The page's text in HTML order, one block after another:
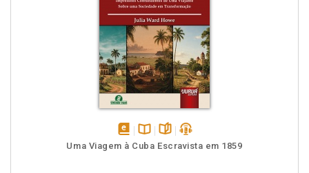
disponívelDisponível
páginaspodcast
Uma Viagem à Cuba Escravista em 1859